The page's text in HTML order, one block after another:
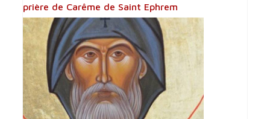
prière de Carême de Saint Ephrem